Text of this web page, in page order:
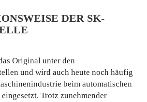
DER SK-
Original unter den
und wird auch heute noch häufig
beim automatischen
Trotz zunehmender